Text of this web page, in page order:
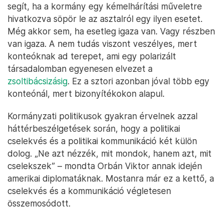
segít, ha a kormány egy kémelhárítási műveletre
hivatkozva söpör le az asztalról egy ilyen esetet.
Még akkor sem, ha esetleg igaza van. Vagy részben
van igaza. A nem tudás viszont veszélyes, mert
konteóknak ad terepet, ami egy polarizált
társadalomban egyenesen elvezet a
zsoltibácsizásig. Ez a sztori azonban jóval több egy
konteónál, mert bizonyítékokon alapul.
Kormányzati politikusok gyakran érvelnek azzal
háttérbeszélgetések során, hogy a politikai
cselekvés és a politikai kommunikáció két külön
dolog. „Ne azt nézzék, mit mondok, hanem azt, mit
cselekszek” – mondta Orbán Viktor annak idején
amerikai diplomatáknak. Mostanra már ez a kettő, a
cselekvés és a kommunikáció végletesen
összemosódott.